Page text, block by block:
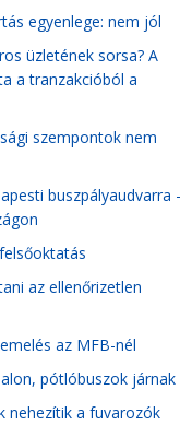
egyenlege: nem jól
üzletének sorsa? A
a tranzakcióból a
szempontok nem
buszpályaudvarra -
az ellenőrizetlen
az MFB-nél
pótlóbuszok járnak
nehezítik a fuvarozók